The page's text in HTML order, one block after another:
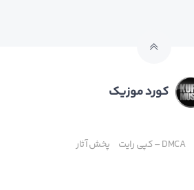
کورد موزیک
DMCA – کپی رایت پخش آثار